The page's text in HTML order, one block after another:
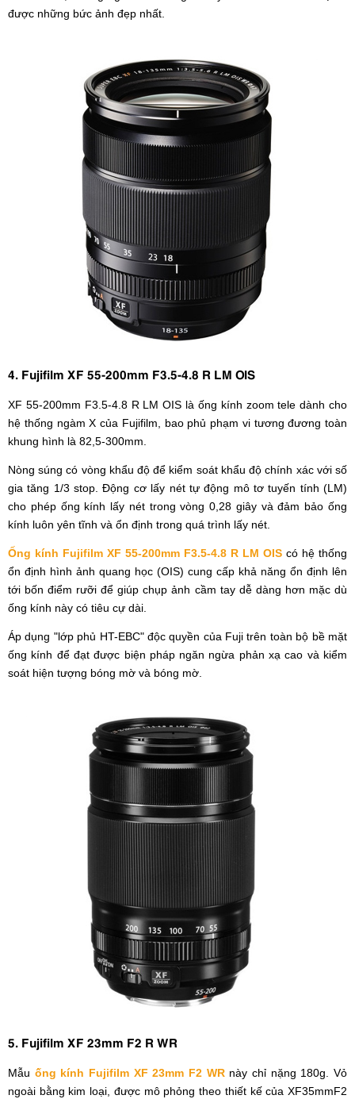
được những bức ảnh đẹp nhất.
4. Fujifilm XF 55-200mm F3.5-4.8 R LM OIS
XF 55-200mm F3.5-4.8 R LM OIS là ống kính zoom tele dành cho
hệ thống ngàm X của Fujifilm, bao phủ phạm vi tương đương toàn
khung hình là 82,5-300mm.
Nòng súng có vòng khẩu độ để kiểm soát khẩu độ chính xác với số
gia tăng 1/3 stop. Động cơ lấy nét tự động mô tơ tuyến tính (LM)
cho phép ống kính lấy nét trong vòng 0,28 giây và đảm bảo ống
kính luôn yên tĩnh và ổn định trong quá trình lấy nét.
Ống kính Fujifilm XF 55-200mm F3.5-4.8 R LM OIS có hệ thống
ổn định hình ảnh quang học (OIS) cung cấp khả năng ổn định lên
tới bốn điểm rưỡi để giúp chụp ảnh cầm tay dễ dàng hơn mặc dù
ống kính này có tiêu cự dài.
Áp dụng "lớp phủ HT-EBC" độc quyền của Fuji trên toàn bộ bề mặt
ống kính để đạt được biện pháp ngăn ngừa phản xạ cao và kiểm
soát hiện tượng bóng mờ và bóng mờ.
5. Fujifilm XF 23mm F2 R WR
Mẫu ống kính Fujifilm XF 23mm F2 WRnày chỉ nặng 180g. Vỏ
ngoài bằng kim loại, được mô phỏng theo thiết kế của XF35mmF2